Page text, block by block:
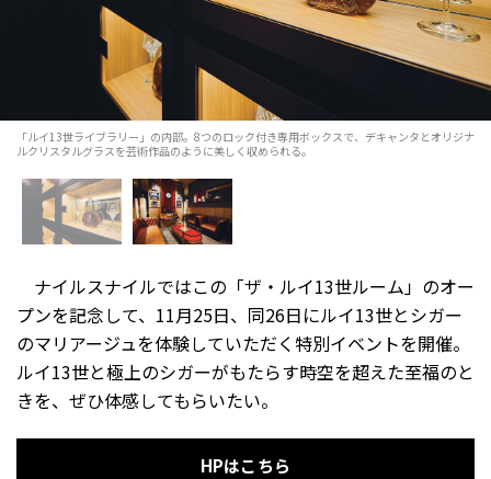
「ルイ13世ライブラリー」の内部。8つのロック付き専用ボックスで、デキャンタとオリジナ
ルクリスタルグラスを芸術作品のように美しく収められる。
ナイルスナイルではこの「ザ・ルイ13世ルーム」のオー
プンを記念して、11月25日、同26日にルイ13世とシガー
のマリアージュを体験していただく特別イベントを開催。
ルイ13世と極上のシガーがもたらす時空を超えた至福のと
きを、ぜひ体感してもらいたい。
HPはこちら